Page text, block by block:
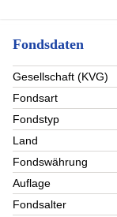
Fondsdaten
Gesellschaft (KVG)
Fondsart
Fondstyp
Land
Fondswährung
Auflage
Fondsalter